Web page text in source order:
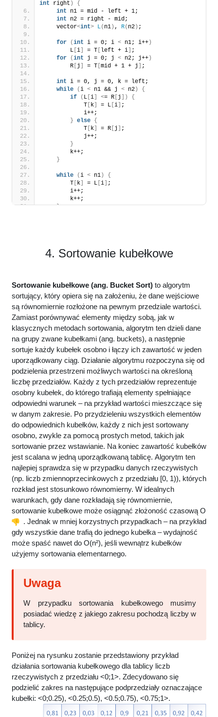
int right )
{
int n1 = mid - left + 1;
int n2 = right - mid;
    vector
<int> L( n1 ) , R( n2 ) ;
for (int i = 0; i < n1; i++ )
        L
i = T left + i
;
for
(int j = 0; j < n2; j++ )
        R
j = T mid + 1 + j ;
int i = 0, j = 0, k = left;
while
(i < n1 && j < n2 )
{
if
( L i <= R j ])
{
            T
k = L i
;
            i++;
} else {
            T
k = R j
;
            j++;
}
        k++;
}
while (i < n1 )
{
        T
k = L i
;
        i++;
        k++;
}
}
if (left < right ) {
int
mid = left + ( right - left
/ 2;
mergeSort( T, left, mid) ;
mergeSort(T, mid + 1, right);
merge(T, left, mid, right );
}
void printArray(const vector< int>& T) {
        cout
<< x << " ";
    cout
<< endl;
int main() {
    vector
<int> T = {
38, 27, 43, 3, 9, 82, 10
    cout
<< "Przed sortowaniem: " ;
printArray(T) ;
mergeSort(T, 0, T. size() - 1);
    cout
<< "Po sortowaniu: "
printArray (T);
return 0;
}
4. Sortowanie kubełkowe
Sortowanie kubełkowe (ang. Bucket Sort) to algorytm
sortujący, który opiera się na założeniu, że dane wejściowe
są równomiernie rozłożone na pewnym przedziale wartości.
Zamiast porównywać elementy między sobą, jak w
klasycznych metodach sortowania, algorytm ten dzieli dane
na grupy zwane kubełkami (ang. buckets), a następnie
sortuje każdy kubełek osobno i łączy ich zawartość w jeden
uporządkowany ciąg. Działanie algorytmu rozpoczyna się od
podzielenia przestrzeni możliwych wartości na określoną
liczbę przedziałów. Każdy z tych przedziałów reprezentuje
osobny kubełek, do którego trafiają elementy spełniające
odpowiedni warunek – na przykład wartości mieszczące się
w danym zakresie. Po przydzieleniu wszystkich elementów
do odpowiednich kubełków, każdy z nich jest sortowany
osobno, zwykle za pomocą prostych metod, takich jak
sortowanie przez wstawianie. Na koniec zawartość kubełków
jest scalana w jedną uporządkowaną tablicę. Algorytm ten
najlepiej sprawdza się w przypadku danych rzeczywistych
(np. liczb zmiennoprzecinkowych z przedziału [0, 1)), których
rozkład jest stosunkowo równomierny. W idealnych
warunkach, gdy dane rozkładają się równomiernie,
sortowanie kubełkowe może osiągnąć złożoność czasową O
. Jednak w mniej korzystnych przypadkach – na przykład
gdy wszystkie dane trafią do jednego kubełka – wydajność
może spaść nawet do O(n²), jeśli wewnątrz kubełków
użyjemy sortowania elementarnego.
W przypadku sortowania kubełkowego musimy
posiadać wiedzę z jakiego zakresu pochodzą liczby w
tablicy.
Poniżej na rysunku zostanie przedstawiony przykład
działania sortowania kubełkowego dla tablicy liczb
rzeczywistych z przedziału <0;1>. Zdecydowano się
podzielić zakres na następujące podprzedziały oznaczające
kubełki: <0;0.25), <0.25;0.5), <0.5;0.75), <0.75;1>.